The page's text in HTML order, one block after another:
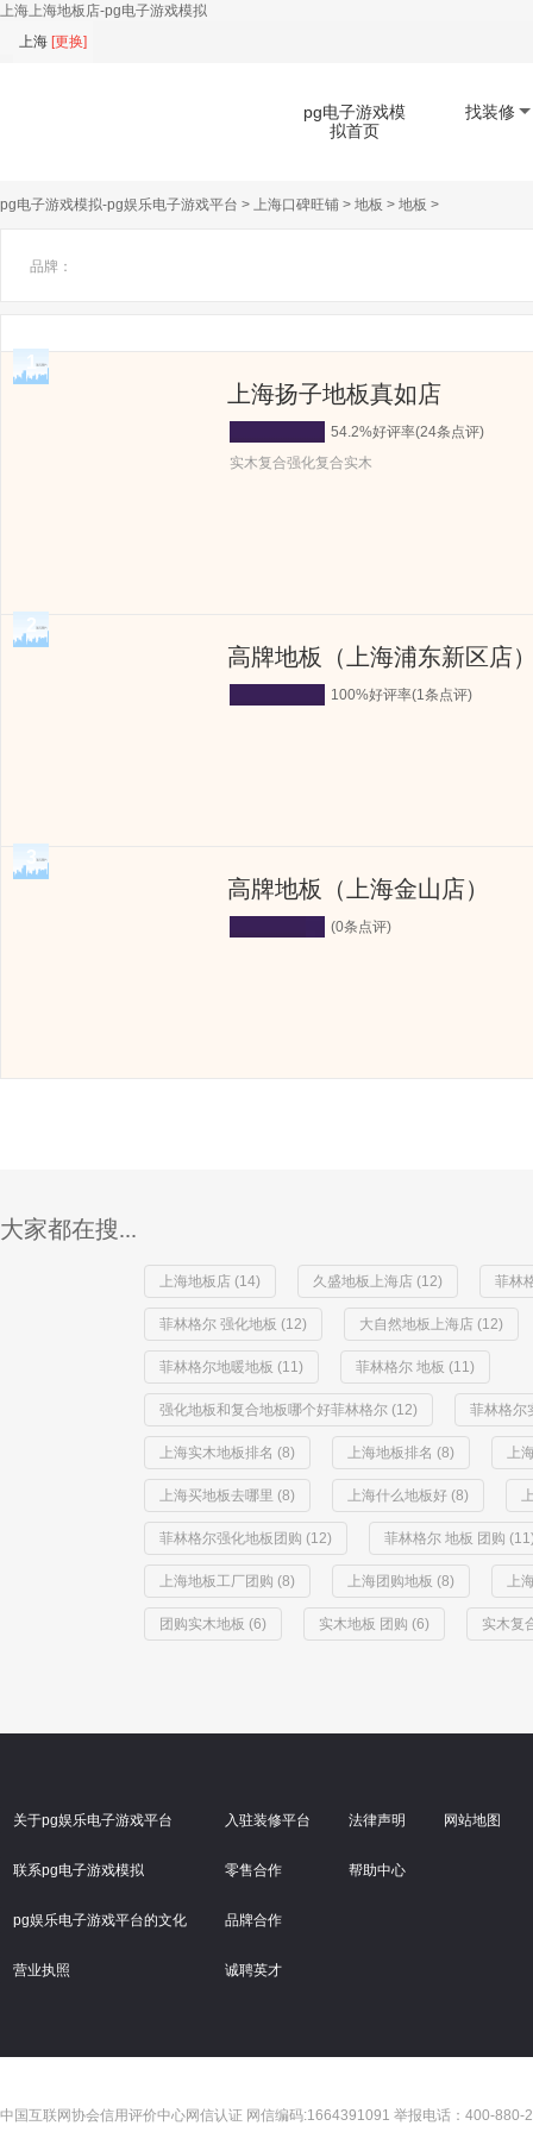
上海上海地板店-pg电子游戏模拟
上海 [更换]
pg电子游戏模
拟首页
找装修
pg电子游戏模拟-pg娱乐电子游戏平台 > 上海口碑旺铺 > 地板 > 地板 >
品牌：
1
上海扬子地板真如店
54.2%好评率(24条点评)
实木复合强化复合实木
2
高牌地板（上海浦东新区店
100%好评率(1条点评)
3
高牌地板（上海金山店）
(0条点评)
大家都在搜...
上海地板店 (14) 久盛地板上海店 (12) 菲林
菲林格尔 强化地板 (12) 大自然地板上海店 (12)
菲林格尔地暖地板 (11) 菲林格尔 地板 (11)
强化地板和复合地板哪个好菲林格尔 (12) 菲林格尔
上海实木地板排名 (8) 上海地板排名 (8) 上
上海买地板去哪里 (8) 上海什么地板好 (8)
菲林格尔强化地板团购 (12) 菲林格尔 地板 团购
上海地板工厂团购 (8) 上海团购地板 (8) 上
团购实木地板 (6) 实木地板 团购 (6) 实木复
关于pg娱乐电子游戏平台
联系pg电子游戏模拟
pg娱乐电子游戏平台的文化
营业执照
入驻装修平台
零售合作
品牌合作
诚聘英才
法律声明
帮助中心
网站地图
中国互联网协会信用评价中心网信认证 网信编码:1664391091 举报电话：400-880-